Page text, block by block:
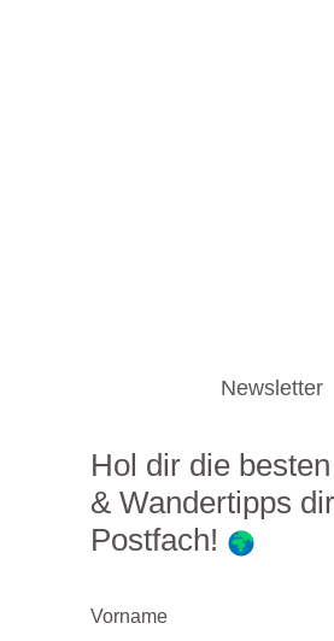
Newsletter
Hol dir die
& Wandertipps
Postfach!